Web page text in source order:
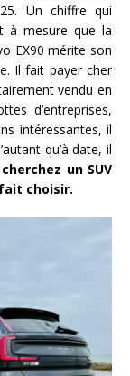
Un chiffre qui
à mesure que la
EX90 mérite son
Il fait payer cher
vendu en
d’entreprises,
intéressantes, il
qu’à date, il
un SUV
choisir.